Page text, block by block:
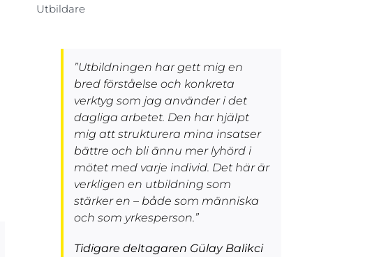
Utbildare
”Utbildningen har gett mig en
bred förståelse och konkreta
verktyg som jag använder i det
dagliga arbetet. Den har hjälpt
mig att strukturera mina insatser
bättre och bli ännu mer lyhörd i
mötet med varje individ. Det här är
verkligen en utbildning som
stärker en – både som människa
och som yrkesperson.”
Tidigare deltagaren Gülay Balikci